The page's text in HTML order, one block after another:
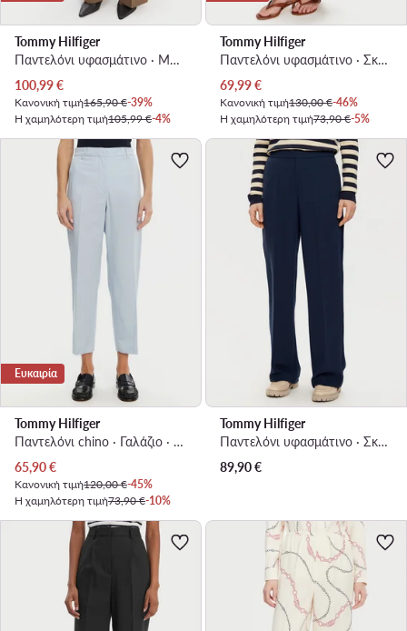
Tommy Hilfiger
Παντελόνι υφασμάτινο · Μπεζ · Regular Fit
Τρέχουσα τιμή
100,99€
Κανονική τιμή165,90 €-39%
Η χαμηλότερη τιμή105,99 €-4%
Tommy Hilfiger
Παντελόνι υφασμάτινο · Σκούρο μπλε · Relaxed Fit
Τρέχουσα τιμή
69,99€
Κανονική τιμή130,00 €-46%
Η χαμηλότερη τιμή73,90 €-5%
Ευκαιρία
Tommy Hilfiger
Παντελόνι chino · Γαλάζιο · Regular Fit
Τρέχουσα τιμή
65,90€
Κανονική τιμή120,00 €-45%
Η χαμηλότερη τιμή73,90 €-10%
Tommy Hilfiger
Παντελόνι υφασμάτινο · Σκούρο μπλε · Regular Fit
89,90€